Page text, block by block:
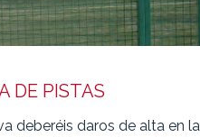
DE PISTAS
deberéis daros de alta